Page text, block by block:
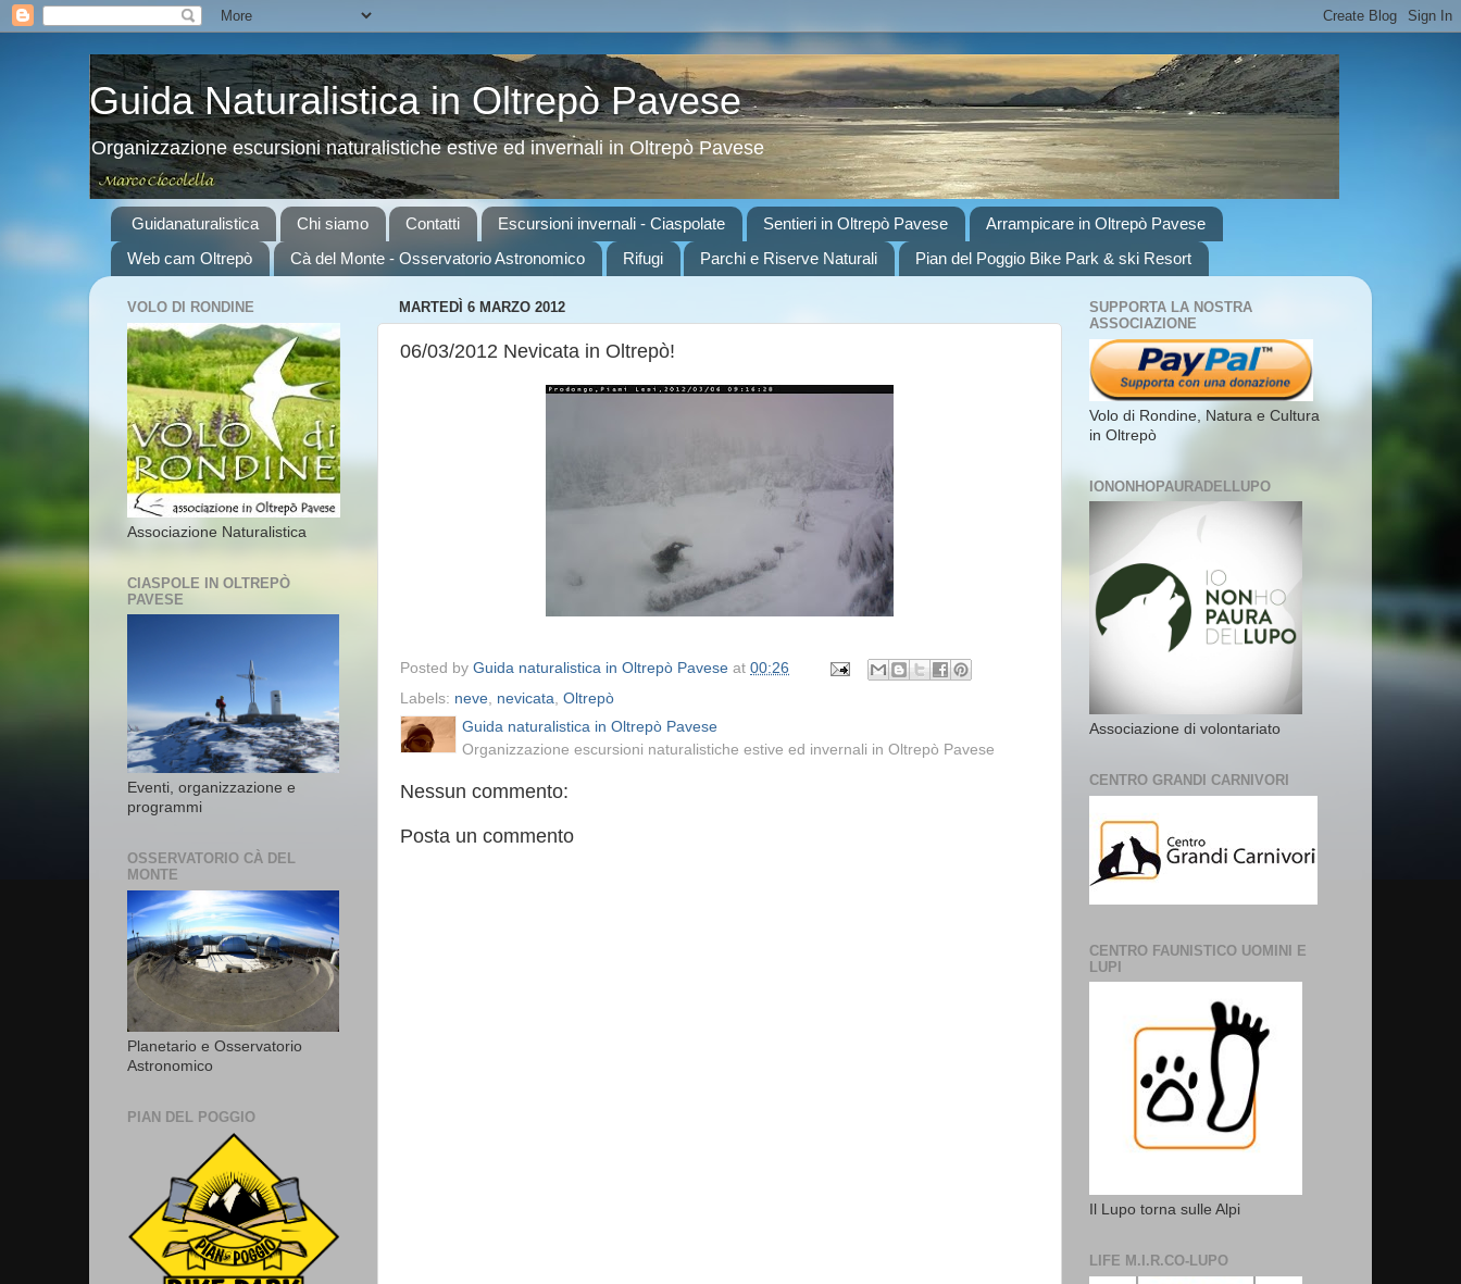
Guida Naturalistica in Oltrepò Pavese
Organizzazione escursioni naturalistiche estive ed invernali in Oltrepò Pavese
Guidanaturalistica Chi siamo Contatti Escursioni invernali - Ciaspolate Sentieri in Oltrepò Pavese
Arrampicare in Oltrepò Pavese
Web cam Oltrepò
Cà del Monte - Osservatorio Astronomico Rifugi Parchi e Riserve Naturali Pian del Poggio Bike Park & ski Resort
MARTEDÌ 6 MARZO 2012
06/03/2012 Nevicata in Oltrepò!
Posted by Guida naturalistica in Oltrepò Pavese at 00:26
Labels: neve nevicata Oltrepò
Guida naturalistica in Oltrepò Pavese
Organizzazione escursioni naturalistiche estive ed invernali in Oltrepò Pavese
Nessun commento:
Posta un commento
VOLO DI RONDINE
Associazione Naturalistica
CIASPOLE IN OLTREPÒ
PAVESE
Eventi, organizzazione e
programmi
OSSERVATORIO CÀ DEL
MONTE
Planetario e Osservatorio
Astronomico
PIAN DEL POGGIO
SUPPORTA LA NOSTRA
ASSOCIAZIONE
Volo di Rondine, Natura e Cultura
in Oltrepò
IONONHOPAURADELLUPO
Associazione di volontariato
CENTRO GRANDI CARNIVORI
CENTRO FAUNISTICO UOMINI E
LUPI
Il Lupo torna sulle Alpi
LIFE M.I.R.CO-LUPO